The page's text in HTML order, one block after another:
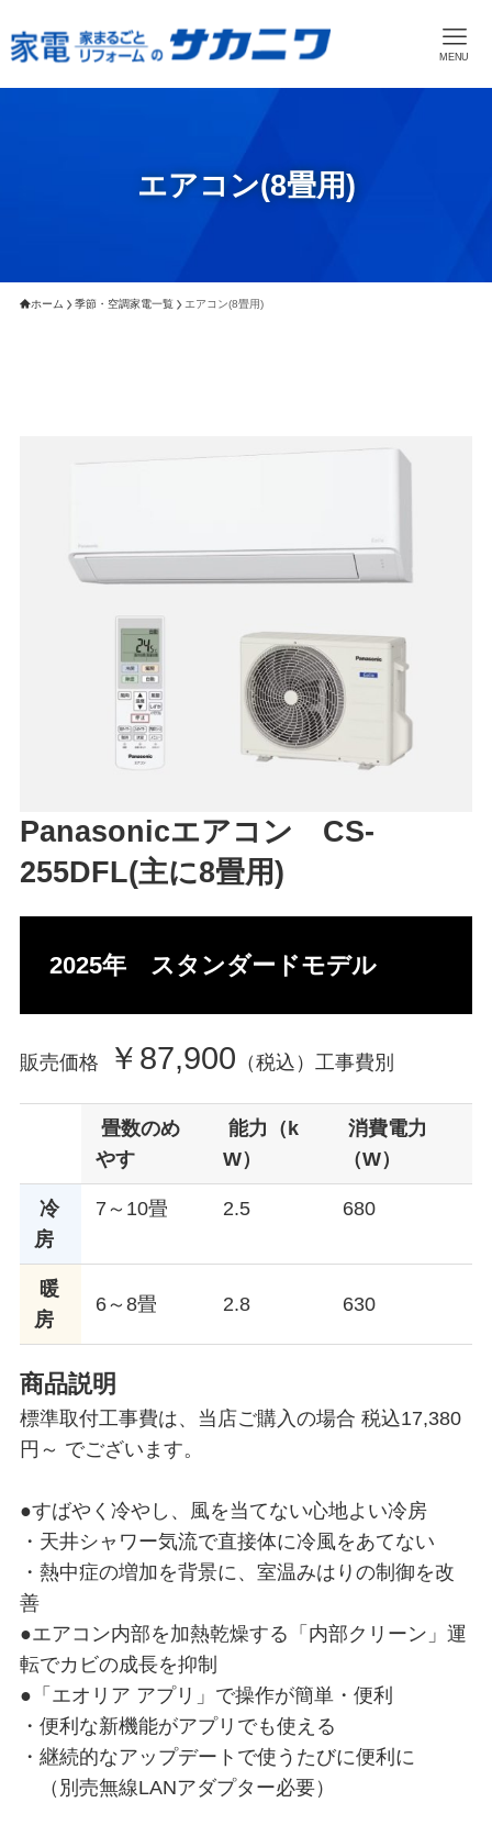
MENU
エアコン(8畳用)
ホーム 季節・空調家電一覧 エアコン(8畳用)
Panasonicエアコン CS-
255DFL(主に8畳用)
2025年 スタンダードモデル
販売価格 ￥87,900 （税込）工事費別
畳数のめ
やす
能力（k
W）
消費電力
（W）
冷
房
7～10畳 2.5 680
暖
房
6～8畳 2.8 630
商品説明
標準取付工事費は、当店ご購入の場合 税込17,380
円～ でございます。
●すばやく冷やし、風を当てない心地よい冷房
・天井シャワー気流で直接体に冷風をあてない
・熱中症の増加を背景に、室温みはりの制御を改
善
●エアコン内部を加熱乾燥する「内部クリーン」運
転でカビの成長を抑制
●「エオリア アプリ」で操作が簡単・便利
・便利な新機能がアプリでも使える
・継続的なアップデートで使うたびに便利に
（別売無線LANアダプター必要）